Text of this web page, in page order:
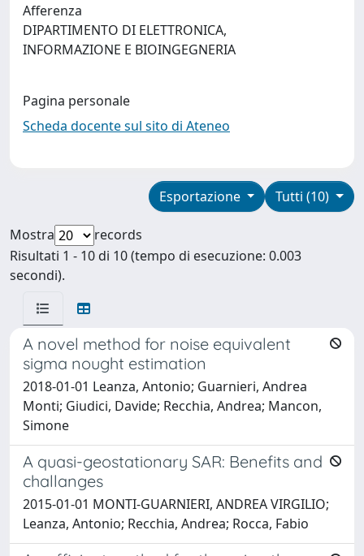
Afferenza
DIPARTIMENTO DI ELETTRONICA,
INFORMAZIONE E BIOINGEGNERIA
Pagina personale
Scheda docente sul sito di Ateneo
Tutti (10)
Esportazione
Mostra
records
Risultati 1 - 10 di 10 (tempo di esecuzione: 0.003
secondi).
A novel method for noise equivalent
sigma nought estimation
2018-01-01 Leanza, Antonio; Guarnieri, Andrea
Monti; Giudici, Davide; Recchia, Andrea; Mancon,
Simone
A quasi-geostationary SAR: Benefits and
challanges
2015-01-01 MONTI-GUARNIERI, ANDREA VIRGILIO;
Leanza, Antonio; Recchia, Andrea; Rocca, Fabio